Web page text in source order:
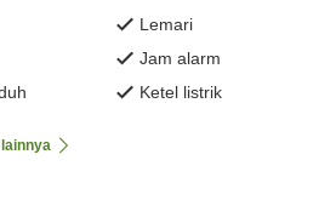
Lemari
Jam alarm
Ketel listrik